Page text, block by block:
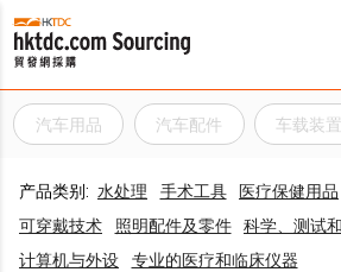
汽车用品 汽车配件 车载装置
产品类别: 水处理 手术工具 医疗保健用品
可穿戴技术
照明配件及零件
科学、测试
计算机与外设
专业的医疗和临床仪器